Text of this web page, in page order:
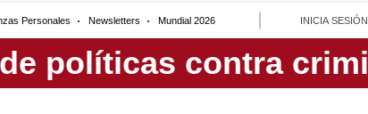
Personales Newsletters Mundial 2026 INICIA SESIÓN